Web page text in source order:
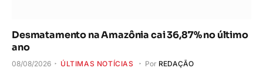
Desmatamento na Amazônia cai 36,87% no último
ano
08/08/2026 ÚLTIMAS NOTÍCIAS Por REDAÇÃO